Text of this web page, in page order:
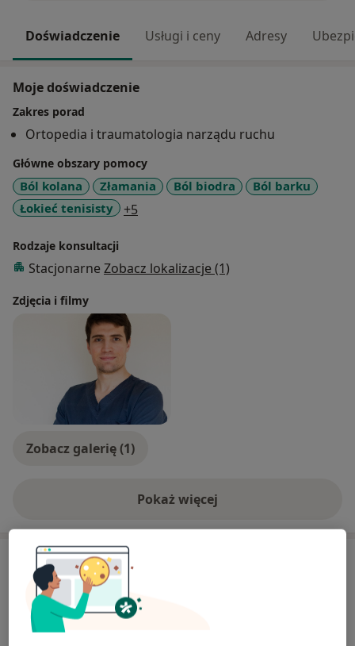
Doświadczenie Usługi i ceny Adresy
Moje doświadczenie
Zakres porad
Ortopedia i traumatologia narządu ruchu
Główne obszary pomocy
Ból kolana Złamania Ból biodra
Ból barku
Łokieć tenisisty
+5
Rodzaje konsultacji
Stacjonarne Zobacz lokalizacje (1)
Zdjęcia i filmy
Zobacz galerię (1)
Pokaż więcejo doświadczeniu
Usługi i ceny
Konsultacja ortopedyczna
Od 170 zł Szczegóły